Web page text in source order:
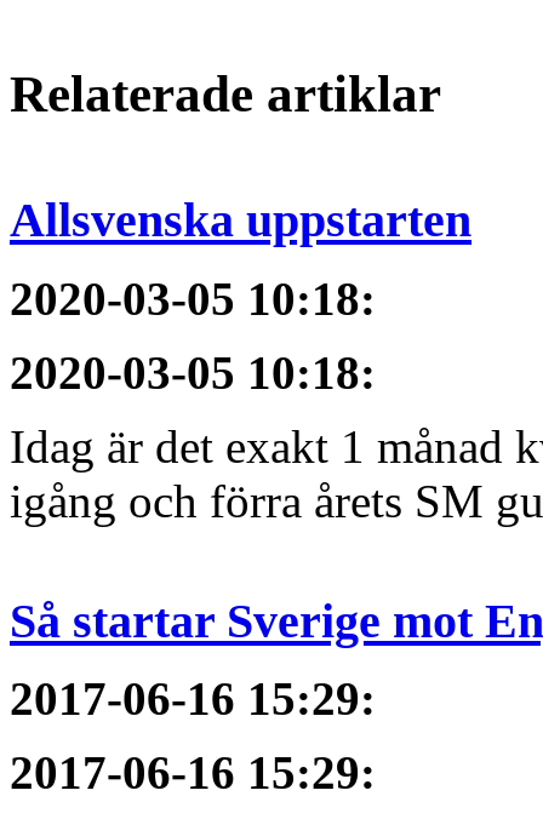
Relaterade artiklar
Allsvenska uppstarten
2020-03-05 10:18:
2020-03-05 10:18:
Idag är det exakt 1 månad
igång och förra årets SM
Så startar Sverige mot
2017-06-16 15:29:
2017-06-16 15:29: